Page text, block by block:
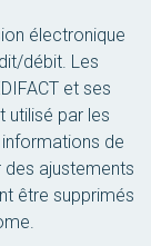
électronique
débit. Les
et ses
utilisé par les
de
des ajustements
être supprimés